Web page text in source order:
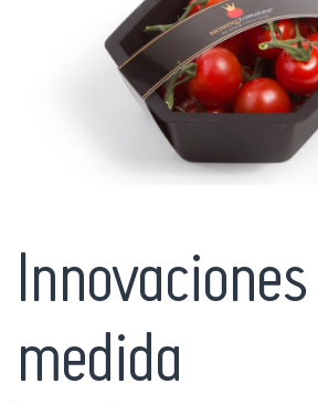
medida